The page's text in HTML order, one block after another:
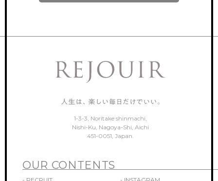
1-3-3, Noritake shinmachi,
Nishi-Ku, Nagoya-Shi, Aichi
451-0051, Japan.
OUR CONTENTS